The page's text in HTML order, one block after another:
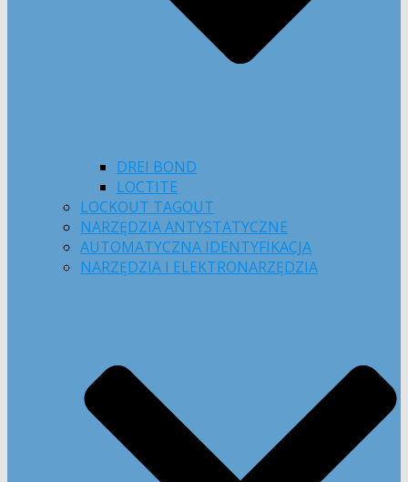
DREI BOND
LOCTITE
LOCKOUT TAGOUT
NARZĘDZIA ANTYSTATYCZNE
AUTOMATYCZNA IDENTYFIKACJA
NARZĘDZIA I ELEKTRONARZĘDZIA